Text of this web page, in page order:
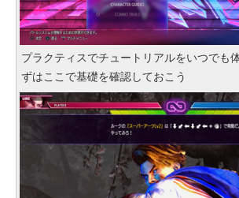
プラクティスでチュートリアルをいつでも
ずはここで基礎を確認しておこう